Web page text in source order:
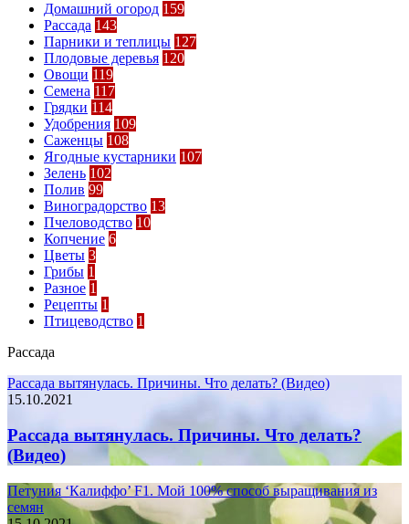
Домашний огород 159
Рассада 143
Парники и теплицы 127
Плодовые деревья 120
Овощи 119
Семена 117
Грядки 114
Удобрения 109
Саженцы 108
Ягодные кустарники 107
Зелень 102
Полив 99
Виноградорство 13
Пчеловодство 10
Копчение 6
Цветы 3
Грибы 1
Разное 1
Рецепты 1
Птицеводство 1
Рассада
Рассада вытянулась. Причины. Что делать? (Видео)
15.10.2021
Рассада вытянулась. Причины. Что делать?
(Видео)
Петуния ‘Калиффо’ F1. Мой 100% способ выращивания из
семян